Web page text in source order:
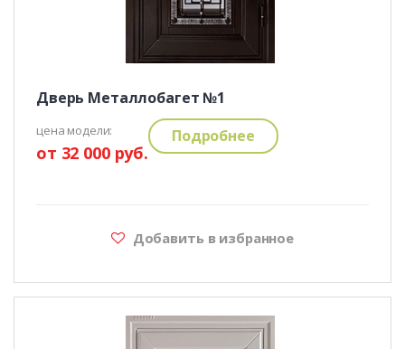
Дверь Металлобагет №1
цена модели:
от 32 000 руб.
Подробнее
Добавить в избранное